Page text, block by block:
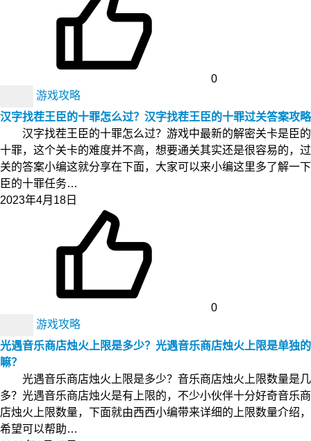
0
游戏攻略
汉字找茬王臣的十罪怎么过？汉字找茬王臣的十罪过关答案攻略
汉字找茬王臣的十罪怎么过？游戏中最新的解密关卡是臣的
十罪，这个关卡的难度并不高，想要通关其实还是很容易的，过
关的答案小编这就分享在下面，大家可以来小编这里多了解一下
臣的十罪任务…
2023年4月18日
0
游戏攻略
光遇音乐商店烛火上限是多少？光遇音乐商店烛火上限是单独的
嘛？
光遇音乐商店烛火上限是多少？音乐商店烛火上限数量是几
多？光遇音乐商店烛火是有上限的，不少小伙伴十分好奇音乐商
店烛火上限数量，下面就由西西小编带来详细的上限数量介绍，
希望可以帮助…